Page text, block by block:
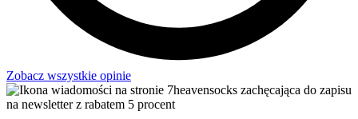
Zobacz wszystkie opinie